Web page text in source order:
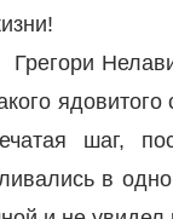
Грегори
шаг,
в